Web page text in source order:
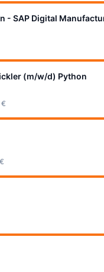
- SAP Digital
(m/w/d) Python